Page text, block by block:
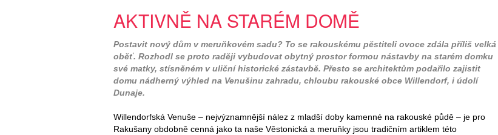
AKTIVNĚ NA STARÉM DOMĚ
Postavit nový dům v meruňkovém sadu? To se rakouskému pěstiteli ovoce zdála příliš velká
oběť. Rozhodl se proto raději vybudovat obytný prostor formou nástavby na starém domku
své matky, stísněném v uliční historické zástavbě. Přesto se architektům podařilo zajistit
domu nádherný výhled na Venušinu zahradu, chloubu rakouské obce Willendorf, i údolí
Dunaje.
Willendorfská Venuše – nejvýznamnější nález z mladší doby kamenné na rakouské půdě – je pro
Rakušany obdobně cenná jako ta naše Věstonická a meruňky jsou tradičním artiklem této